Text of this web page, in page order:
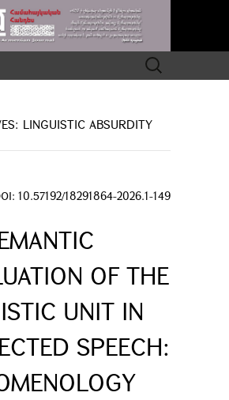
Search
for:
LINGUISTIC ABSURDITY
10.57192/18291864-2026.1-149
OF THE
UNIT IN
SPEECH: